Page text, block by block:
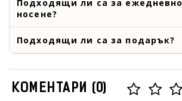
Подходящи ли са за ежедневно
носене?
Подходящи ли са за подарък?
КОМЕНТАРИ (0)